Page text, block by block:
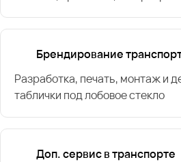
Брендирование
Разработка, печать, монтаж и
таблички под лобовое стекло
Доп. сервис в транспорте